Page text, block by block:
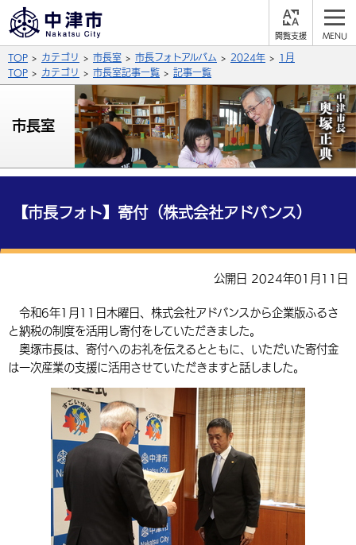
支
背景色
青 白
文字の大きさ
拡大 標準 縮小
言語を選択
英語（English） 中国語（簡体字）
中国語（繁体字） 韓国語（한국어）
組織案内
公式SNS
X (Twitter) YouTube
サイト内検索
総合メニュー
保険・年金
福祉・介護 健康・予防
税金 住宅・インフラ
環境・衛生 生涯学習・スポーツ・人権
外国人の方向け情報
入札・契約 産業・雇用
農林水産業 税金
都市整備
子育て・教育
施設情報 子どもを預ける
手当・助成 健康・医療
相談・支援・情報 計画・施策
観光・移住
遊ぶ・体験する グルメ・食べる
買う・おみやげ 四季のイベント・祭り
移住・定住
中津市について 市役所の紹介
地方創生・地域活性化 広報・広聴
行政・計画
TOP カテゴリ 市長室 市長フォトアルバム 2024年
1月
TOP
カテゴリ 市長室記事一覧 記事一覧
市長室
【市長フォト】寄付（株式会社アドバンス）
公開日 2024年01月11日
令和6年1月11日木曜日、株式会社アドバンスから企業版ふるさ
と納税の制度を活用し寄付をしていただきました。
奥塚市長は、寄付へのお礼を伝えるとともに、いただいた寄付金
は一次産業の支援に活用させていただきますと話しました。